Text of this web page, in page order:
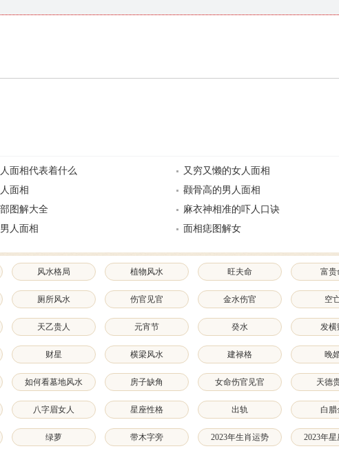
面相代表着什么
又穷又懒的女人面相
面相
颧骨高的男人面相
图解大全
麻衣神相准的吓人口诀
人面相 面相痣图解女
风水格局 植物风水 旺夫命 富贵
厕所风水 伤官见官 金水伤官 空
天乙贵人 元宵节 癸水 发横
财星 横梁风水 建禄格 晚
如何看墓地风水 房子缺角 女命伤官见官 天德
八字眉女人 星座性格 出轨 白腊
绿萝 带木字旁 2023年生肖运势 2023年